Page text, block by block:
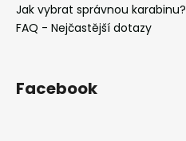
Jak vybrat správnou karabinu?
FAQ - Nejčastější dotazy
Facebook